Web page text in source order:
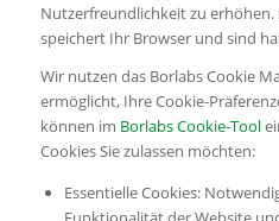
Nutzerfreundlichkeit zu erhöhen.
speichert Ihr Browser und sind
Wir nutzen das Borlabs Cookie
ermöglicht, Ihre Cookie-
können im Borlabs Cookie-Tool
Cookies Sie zulassen möchten:
Essentielle Cookies: